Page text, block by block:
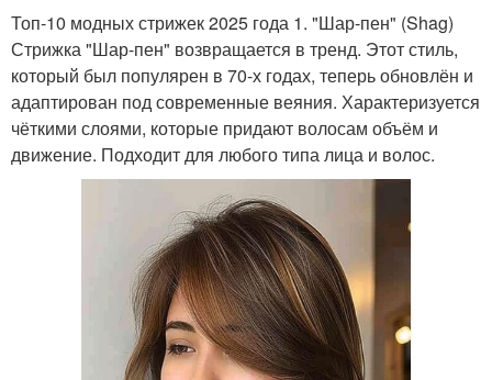
Топ-10 модных стрижек 2025 года 1. "Шар-пен" (Shag)
Стрижка "Шар-пен" возвращается в тренд. Этот стиль,
который был популярен в 70-х годах, теперь обновлён и
адаптирован под современные веяния. Характеризуется
чёткими слоями, которые придают волосам объём и
движение. Подходит для любого типа лица и волос.